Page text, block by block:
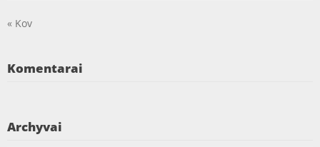
« Kov
Komentarai
Archyvai